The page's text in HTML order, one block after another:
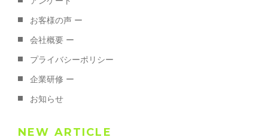
お客様の声 ー
会社概要 ー
プライバシーポリシー
企業研修 ー
お知らせ
NEW ARTICLE